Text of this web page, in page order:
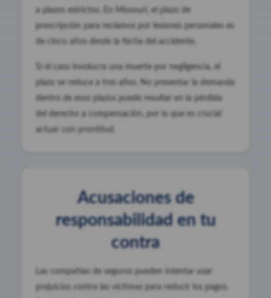
a plazos estrictos. En Missouri, el plazo de
prescripción para reclamos por lesiones personales es
de cinco años desde la fecha del accidente.
Si el caso involucra una muerte por negligencia, el
plazo se reduce a tres años. No presentar la demanda
dentro de esos plazos puede resultar en la pérdida
del derecho a compensación, por lo que es crucial
actuar con prontitud.
Acusaciones de
responsabilidad en tu
contra
Las compañías de seguros pueden intentar usar
prejuicios contra las víctimas para reducir los pagos.